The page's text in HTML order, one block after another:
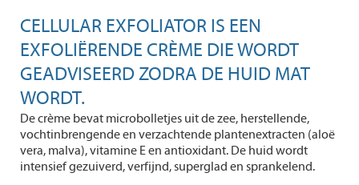
CELLULAR EXFOLIATOR IS EEN
EXFOLIËRENDE CRÈME DIE WORDT
GEADVISEERD ZODRA DE HUID MAT
WORDT.
De crème bevat microbolletjes uit de zee, herstellende,
vochtinbrengende en verzachtende plantenextracten (aloë
vera, malva), vitamine E en antioxidant. De huid wordt
intensief gezuiverd, verfijnd, superglad en sprankelend.